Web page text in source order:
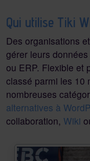
Qui utilise Tiki
Des organisations
gérer leurs
ou ERP. Flexible et
classé parmi les 10
nombreuses
alternatives à
collaboration, Wiki